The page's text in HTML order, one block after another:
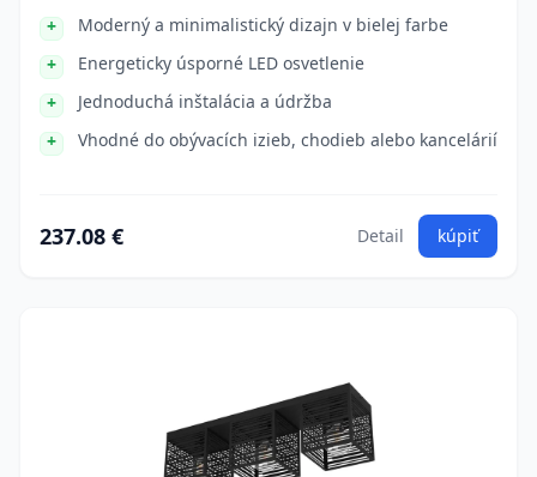
Moderný a minimalistický dizajn v bielej farbe
Energeticky úsporné LED osvetlenie
Jednoduchá inštalácia a údržba
Vhodné do obývacích izieb, chodieb alebo kancelárií
237.08 € Detail kúpiť